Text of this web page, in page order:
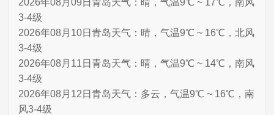
2026年08月09日青岛天气：晴，气温9℃ ~ 17℃，南风
3-4级
2026年08月10日青岛天气：晴，气温9℃ ~ 16℃，北风
3-4级
2026年08月11日青岛天气：晴，气温9℃ ~ 14℃，南风
3-4级
2026年08月12日青岛天气：多云，气温9℃ ~ 16℃，南
风3-4级